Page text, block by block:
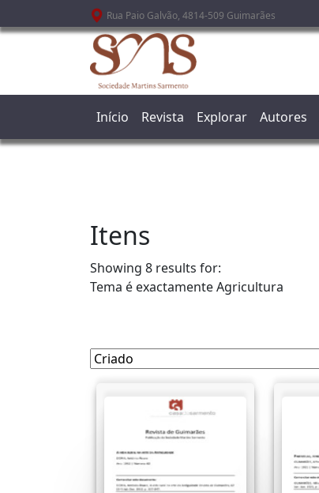
Passar para o conteúdo principal
Rua Paio Galvão, 4814-509 Guimarães
Início Revista Explorar Autores
Itens
Showing 8 results for:
Tema é exactamenteAgricultura